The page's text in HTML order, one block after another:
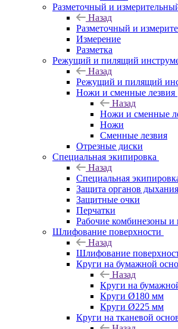
Разметочный и
Назад
Разметочный и
Измерение
Разметка
Режущий и пилящий
Назад
Режущий и пилящий
Ножи и сменные лезвия
Назад
Ножи и сменные
Ножи
Сменные лезвия
Отрезные диски
Специальная экипировка
Назад
Специальная
Защита органов дыхания
Защитные очки
Перчатки
Рабочие комбинезоны
Шлифование поверхности
Назад
Шлифование
Круги на бумажной
Назад
Круги на
Круги Ø180 мм
Круги Ø225 мм
Круги на тканевой